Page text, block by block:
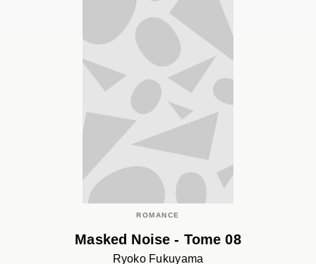
ROMANCE
Masked Noise - Tome 08
Ryoko Fukuyama